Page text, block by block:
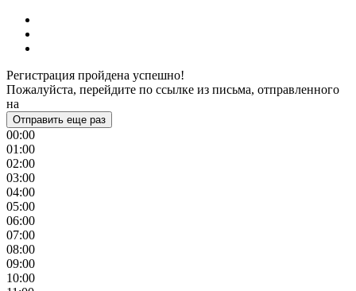
Регистрация пройдена успешно!
Пожалуйста, перейдите по ссылке из письма, отправленного
на
Отправить еще раз
00:00
01:00
02:00
03:00
04:00
05:00
06:00
07:00
08:00
09:00
10:00